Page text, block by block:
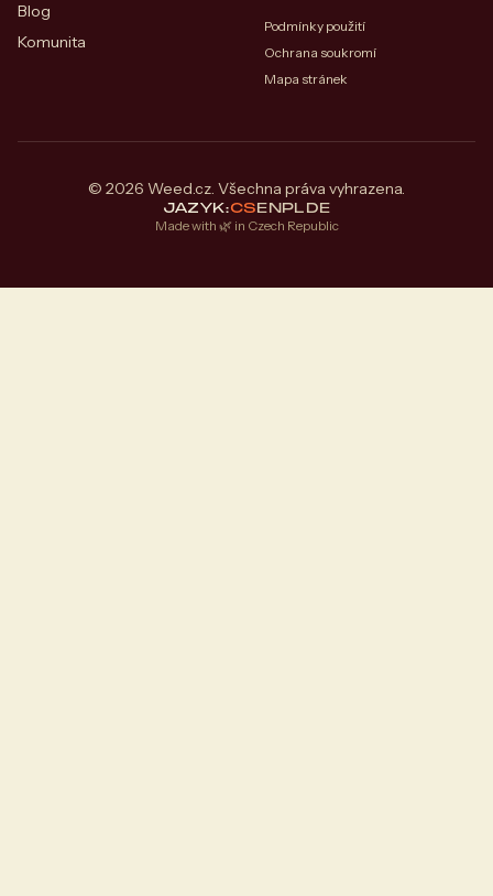
Blog
Komunita
Podmínky použití
Ochrana soukromí
Mapa stránek
© 2026 Weed.cz. Všechna práva vyhrazena.
JAZYK:CSENPLDE
Made with 🌿 in Czech Republic